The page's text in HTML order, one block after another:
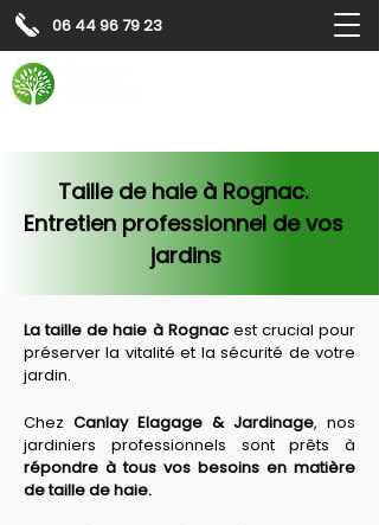
06 44 96 79 23
Taille de haie à Rognac.
Entretien professionnel de vos
jardins
La taille de haie à Rognac est crucial pour
préserver la vitalité et la sécurité de votre
jardin.
Chez Canlay Elagage & Jardinage, nos
répondre à tous vos besoins en matière
de taille de haie.